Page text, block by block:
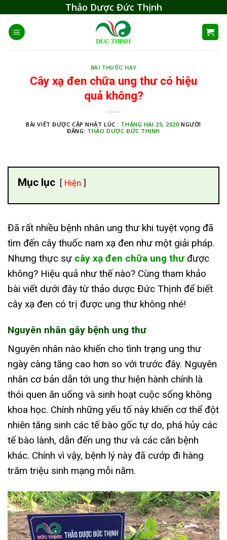
content
Thảo Dược Đức Thịnh
BÀI THUỐC HAY
Cây xạ đen chữa ung thư có hiệu
quả không?
BÀI VIẾT ĐƯỢC CẬP NHẬT LÚC : THÁNG HAI 25, 2020 NGƯỜI
ĐĂNG: THẢO DƯỢC ĐỨC THỊNH
Mục lục Hiện
Đã rất nhiều bệnh nhân ung thư khi tuyệt vọng đã
tìm đến cây thuốc nam xạ đen như một giải pháp.
Nhưng thực sự cây xạ đen chữa ung thưđược
không? Hiệu quả như thế nào? Cùng tham khảo
bài viết dưới đây từ thảo dược Đức Thịnh để biết
cây xạ đen có trị được ung thư không nhé!
Nguyên nhân gây bệnh ung thư
Nguyên nhân nào khiến cho tình trạng ung thư
ngày càng tăng cao hơn so với trước đây. Nguyên
nhân cơ bản dẫn tới ung thư hiện hành chính là
thói quen ăn uống và sinh hoạt cuộc sống không
khoa học. Chính những yếu tố này khiến cơ thể đột
nhiên tăng sinh các tế bào gốc tự do, phá hủy các
tế bào lành, dẫn đến ung thư và các căn bệnh
khác. Chính vì vậy, bệnh lý này đã cướp đi hàng
trăm triệu sinh mạng mỗi năm.